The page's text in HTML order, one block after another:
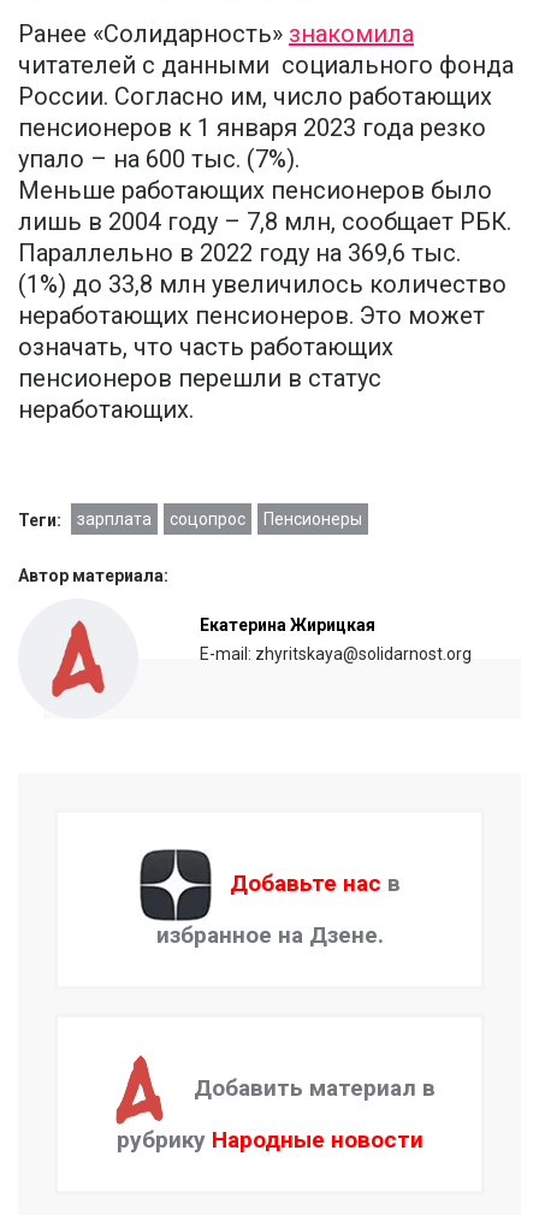
Ранее «Солидарность» знакомила
читателей с данными социального фонда
России. Согласно им, число работающих
пенсионеров к 1 января 2023 года резко
упало – на 600 тыс. (7%).
Меньше работающих пенсионеров было
лишь в 2004 году – 7,8 млн, сообщает РБК.
Параллельно в 2022 году на 369,6 тыс.
(1%) до 33,8 млн увеличилось количество
неработающих пенсионеров. Это может
означать, что часть работающих
пенсионеров перешли в статус
неработающих.
Теги: зарплата соцопрос Пенсионеры
Автор материала:
Екатерина Жирицкая
E-mail: zhyritskaya@solidarnost.org
Добавьте нас в
избранное на Дзене.
Добавить материал в
рубрику Народные новости